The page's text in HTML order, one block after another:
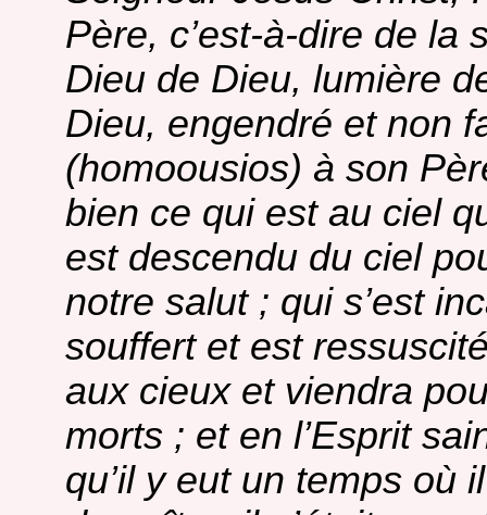
Père, c’est-à-dire de la
Dieu de Dieu, lumière
Dieu, engendré et non
(homoousios) à son
bien ce qui est au ciel
est descendu du ciel
notre salut ; qui s’est
souffert et est
aux cieux et viendra
morts ; et en l’Esprit
qu’il y eut un temps où